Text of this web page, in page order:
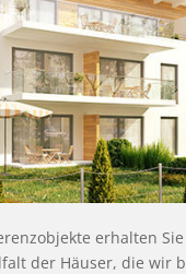
erhalten
der Häuser, die wir